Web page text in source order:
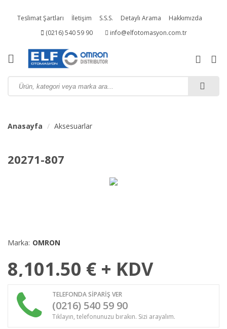
Teslimat Şartları İletişim S.S.S. Detaylı Arama Hakkımızda
(0216) 540 59 90 info@elfotomasyon.com.tr
Anasayfa Aksesuarlar
20271-807
Marka: OMRON
8,101.50 € + KDV
TELEFONDA SİPARİŞ VER
(0216) 540 59 90
Tıklayın, telefonunuzu bırakın. Sizi arayalım.